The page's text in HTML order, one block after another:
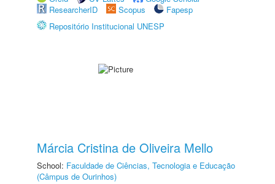
ResearcherID
Scopus
Fapesp
Repositório Institucional UNESP
Márcia Cristina de Oliveira Mello
School: Faculdade de Ciências, Tecnologia e Educação
(Câmpus de Ourinhos)